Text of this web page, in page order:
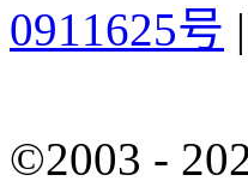
0911625号
©2003 -